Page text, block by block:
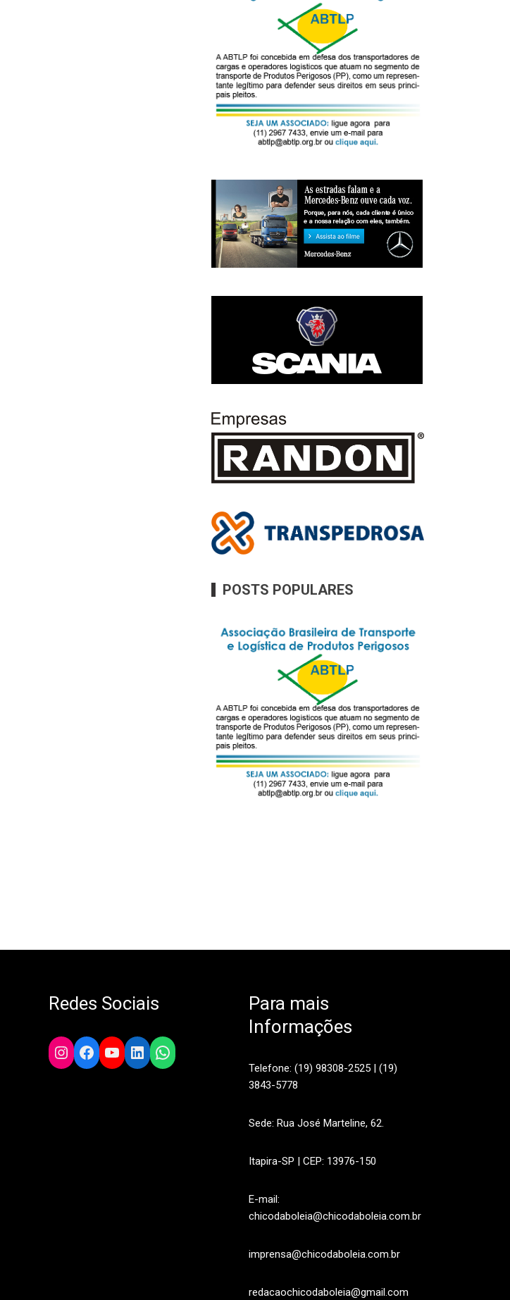
POSTS POPULARES
Redes Sociais
Instagram
Facebook
YouTube
LinkedIn
WhatsApp
Para mais
Informações
Telefone: (19) 98308-2525 | (19)
3843-5778
Sede: Rua José Marteline, 62.
Itapira-SP | CEP: 13976-150
E-mail:
chicodaboleia@chicodaboleia.com.br
imprensa@chicodaboleia.com.br
redacaochicodaboleia@gmail.com